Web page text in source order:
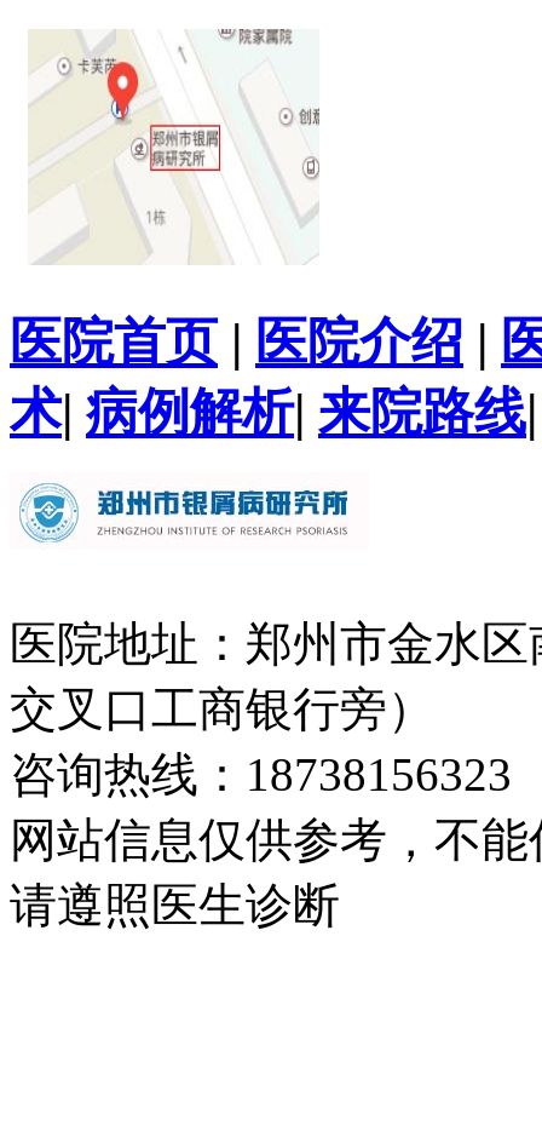
医院首页| 医院介绍 |
术| 病例解析| 来院路线
医院地址：郑州市金水
交叉口工商银行旁）
咨询热线：18738156323
网站信息仅供参考，不
请遵照医生诊断